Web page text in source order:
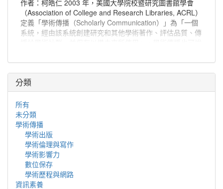
作者：柯皓仁 2003 年，美國大學院校暨研究圖書館學會
（Association of College and Research Libraries, ACRL）
定義「學術傳播（Scholarly Communication）」為「一個
系統，經由該系統創建研究和其他學術著作、評估品質、傳
或更多人能取得的程序。
分類
所有
未分類
學術傳播
學術出版
學術倫理與寫作
學術影響力
數位保存
學術歷程與網路
資訊素養